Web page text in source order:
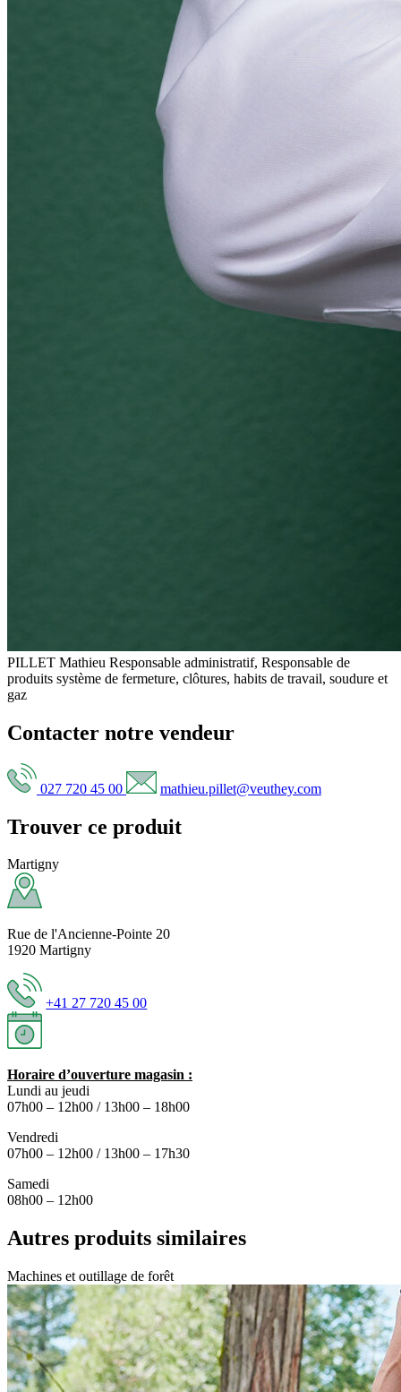
PILLET Mathieu Responsable administratif, Responsable de
produits système de fermeture, clôtures, habits de travail, soudure et
gaz
Contacter notre vendeur
027 720 45 00 mathieu.pillet@veuthey.com
Trouver ce produit
Martigny
Rue de l'Ancienne-Pointe 20
1920 Martigny
+41 27 720 45 00
Horaire d’ouverture magasin :
Lundi au jeudi
07h00 – 12h00 / 13h00 – 18h00
Vendredi
07h00 – 12h00 / 13h00 – 17h30
Samedi
08h00 – 12h00
Autres produits similaires
Machines et outillage de forêt